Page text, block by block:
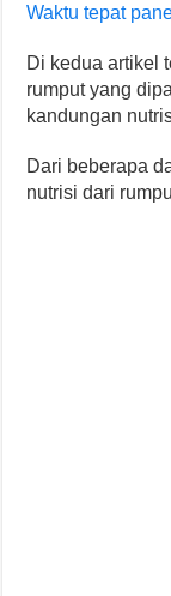
Waktu tepat
Di kedua artikel
rumput yang
kandungan
Dari beberapa
nutrisi dari